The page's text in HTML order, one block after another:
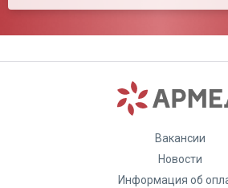
Вакансии
Новости
Информация об